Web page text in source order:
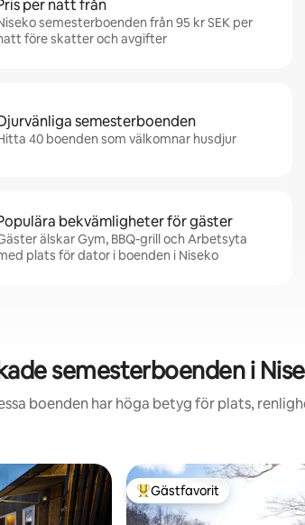
per natt från
semesterboenden från 95 kr SEK per
före skatter och avgifter
semesterboenden
40 boenden som välkomnar husdjur
bekvämligheter för gäster
älskar Gym, BBQ-grill och Arbetsyta
plats för dator i boenden i Niseko
semesterboenden i
boenden har höga betyg för plats,
Populär gästfavorit
Gästfavorit